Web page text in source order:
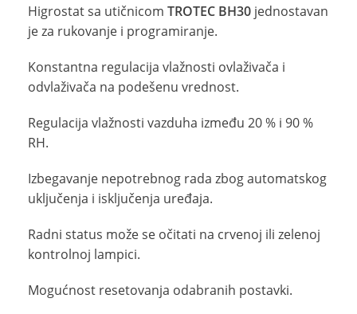
Higrostat sa utičnicom TROTEC BH30 jednostavan
je za rukovanje i programiranje.
Konstantna regulacija vlažnosti ovlaživača i
odvlaživača na podešenu vrednost.
Regulacija vlažnosti vazduha između 20 % i 90 %
RH.
Izbegavanje nepotrebnog rada zbog automatskog
uključenja i isključenja uređaja.
Radni status može se očitati na crvenoj ili zelenoj
kontrolnoj lampici.
Mogućnost resetovanja odabranih postavki.